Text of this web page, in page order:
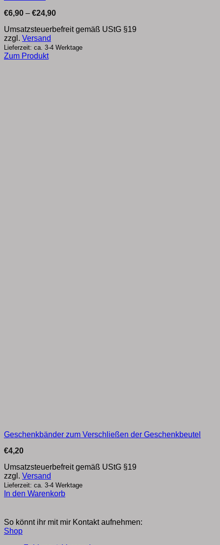
€6,90 – €24,90Preisspanne:
bis
€24,90
Umsatzsteuerbefreit gemäß UStG §19
zzgl. Versand
Lieferzeit: ca. 3-4 Werktage
Zum Produkt
Geschenkbänder zum Verschließen der Geschenkbeutel
€4,20
Umsatzsteuerbefreit gemäß UStG §19
zzgl. Versand
Lieferzeit: ca. 3-4 Werktage
In den Warenkorb
So könnt ihr mit mir Kontakt aufnehmen:
Shop